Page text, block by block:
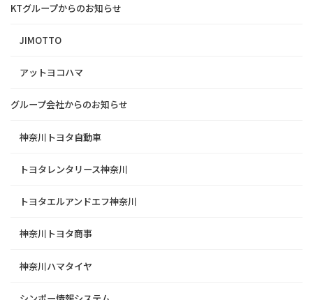
KTグループからのお知らせ
JIMOTTO
アットヨコハマ
グループ会社からのお知らせ
神奈川トヨタ自動車
トヨタレンタリース神奈川
トヨタエルアンドエフ神奈川
神奈川トヨタ商事
神奈川ハマタイヤ